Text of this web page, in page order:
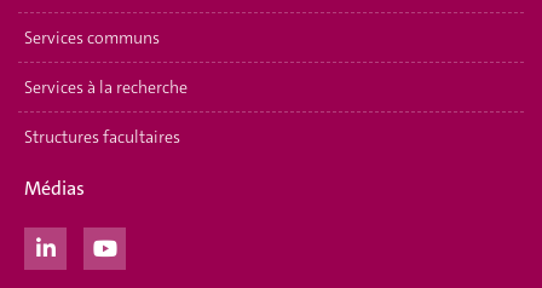
Services communs
Services à la recherche
Structures facultaires
Médias